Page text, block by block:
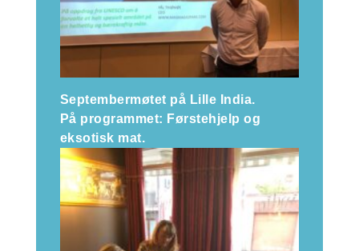
Septembermøtet på Lille India.
På programmet: Førstehjelp og
eksotisk mat.